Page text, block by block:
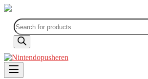
Products
search
Skip
to
content